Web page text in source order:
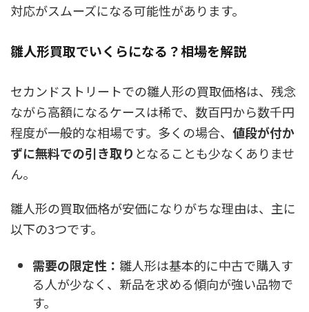
対応がスムーズになる可能性があります。
雛人形買取でいくらになる？相場を解説
セカンドストリートでの雛人形の買取価格は、残念
ながら高額になるケースは稀で、数百円から数千円
程度が一般的な相場です。多くの場合、 値段が付か
ずに無料での引き取り となることも少なくありませ
ん。
雛人形の買取価格が安価になりがちな理由は、主に
以下の3つです。
需要の限定性： 雛人形は基本的に中古で購入す
る人が少なく、新品を求める傾向が強い品物で
す。